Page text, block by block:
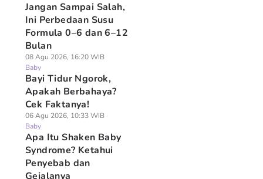
Jangan Sampai Salah,
Ini Perbedaan Susu
Formula 0–6 dan 6–12
Bulan
08 Agu 2026, 16:20 WIB
Baby
Bayi Tidur Ngorok,
Apakah Berbahaya?
Cek Faktanya!
06 Agu 2026, 10:33 WIB
Baby
Apa Itu Shaken Baby
Syndrome? Ketahui
Penyebab dan
Gejalanya